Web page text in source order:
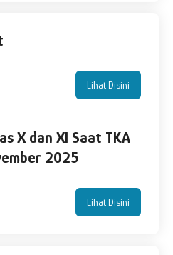
Lihat Disini
X dan XI Saat TKA
2025
Lihat Disini